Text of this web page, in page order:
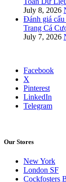
July 8, 2026
Đánh giá cấu
Trang Cá
July 7, 2026
Facebook
X
Pinterest
LinkedIn
Telegram
Our Stores
New York
London SF
Cockfosters